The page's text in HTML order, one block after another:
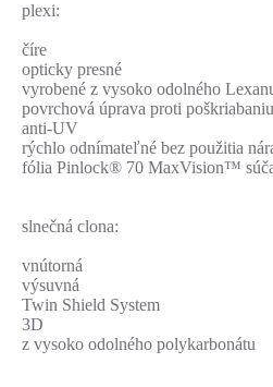
plexi:
číre
opticky presné
vyrobené z vysoko odolného
povrchová úprava proti poškriabaniu
anti-UV
rýchlo odnímateľné bez použitia
fólia Pinlock® 70 MaxVision™
slnečná clona:
vnútorná
výsuvná
Twin Shield System
3D
z vysoko odolného polykarbonátu